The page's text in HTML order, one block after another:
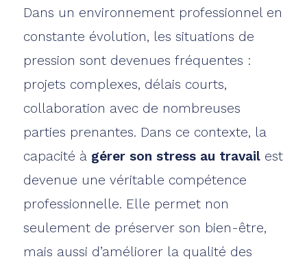
Dans un environnement professionnel en
constante évolution, les situations de
pression sont devenues fréquentes :
projets complexes, délais courts,
collaboration avec de nombreuses
parties prenantes. Dans ce contexte, la
capacité à gérer son stress au travailest
devenue une véritable compétence
professionnelle. Elle permet non
seulement de préserver son bien-être,
mais aussi d’améliorer la qualité des